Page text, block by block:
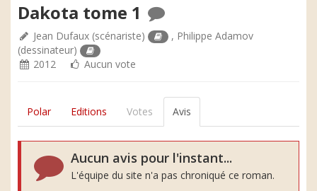
Dakota tome 1
Jean Dufaux (scénariste) , Philippe Adamov
(dessinateur)
2012
Aucun vote
Polar Editions Votes Avis
Aucun avis pour l'instant...
L'équipe du site n'a pas chroniqué ce roman.